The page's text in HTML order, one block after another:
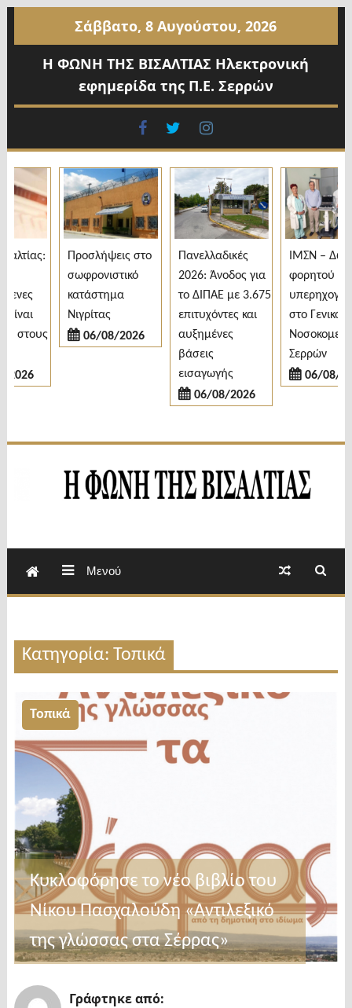
περιεχόμενο
Σάββατο, 8 Αυγούστου, 2026
Η ΦΩΝΗ ΤΗΣ ΒΙΣΑΛΤΙΑΣ Ηλεκτρονική
εφημερίδα της Π.Ε. Σερρών
facebook
twitter
Προσλήψεις στο
σωφρονιστικό
κατάστημα
Νιγρίτας
06/08/2026
Πανελλαδικές
2026: Άνοδος για
το ΔΙΠΑΕ με 3.675
επιτυχόντες και
αυξημένες
βάσεις
εισαγωγής
06/08/2026
ΙΜΣΝ – Δωρεά
φορητού
στο Γενικό
Νοσοκομείο
Σερρών
06/08/2026
Μενού
Κατηγορία: Τοπικά
Τοπικά
Κυκλοφόρησε το νέο βιβλίο του
Νίκου Πασχαλούδη «Αντιλεξικό
της γλώσσας στα Σέρρας»
Γράφτηκε από: